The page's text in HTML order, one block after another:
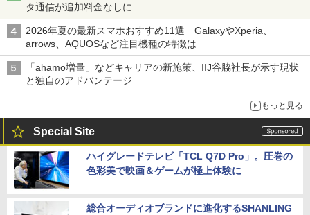
タ通信が追加料金なしに
2026年夏の最新スマホおすすめ11選 GalaxyやXperia、
arrows、AQUOSなど注目機種の特徴は
「ahamo増量」などキャリアの新施策、IIJ谷脇社長が示す現状
と独自のアドバンテージ
もっと見る
Special Site
ハイグレードテレビ「TCL Q7D Pro」。圧巻の
色彩美で映画＆ゲームが極上体験に
総合オーディオブランドに進化するSHANLING